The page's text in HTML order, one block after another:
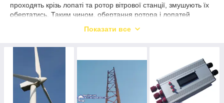
проходять крізь лопаті та ротор вітрової станції, змушують їх
обертатись. Таким чином, обертання ротора і лопатей
активовує редуктор, обертання якого призводить до роботи
енергія вітру спочатку перетворюється у механічну енергію
на роторі, а вже потім, завдяки електричному генератору – в
електричну.
Показати все